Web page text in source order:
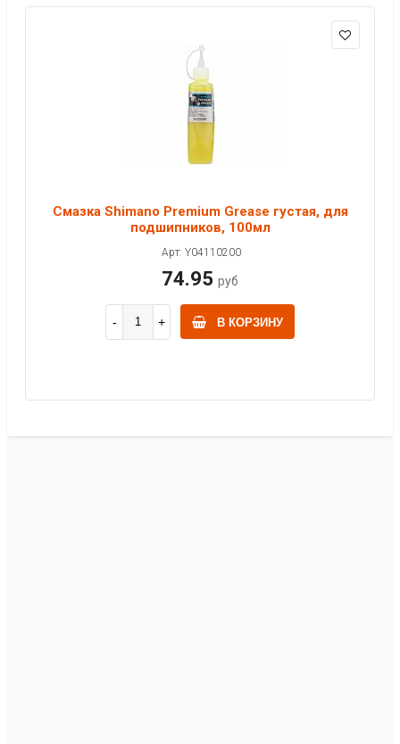
Смазка Shimano Premium Grease густая, для
подшипников, 100мл
Арт: Y04110200
74.95 руб
В КОРЗИНУ